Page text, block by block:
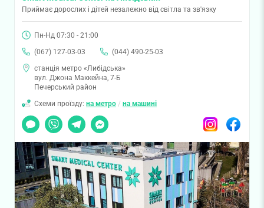
Приймає дорослих і дітей незалежно від світла та зв'язку
Пн-Нд 07:30 - 21:00
(067) 127-03-03
(044) 490-25-03
станція метро «Либідська»
вул. Джона Маккейна, 7-Б
Печерський район
Схеми проїзду: на метро / на машині
Чат
Viber TelegramMessenger InstagramFacebook